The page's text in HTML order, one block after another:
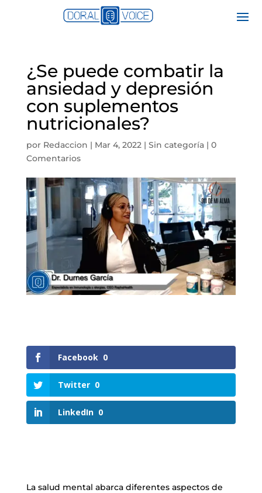
¿Se puede combatir la
ansiedad y depresión
con suplementos
nutricionales?
por Redaccion | Mar 4, 2022| Sin categoría| 0
Comentarios
Facebook 0
Twitter 0
LinkedIn 0
La salud mental abarca diferentes aspectos de